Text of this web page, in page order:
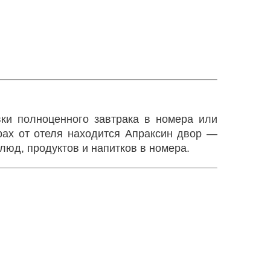
полноценного завтрака в номера или
от отеля находится Апраксин двор —
продуктов и напитков в номера.